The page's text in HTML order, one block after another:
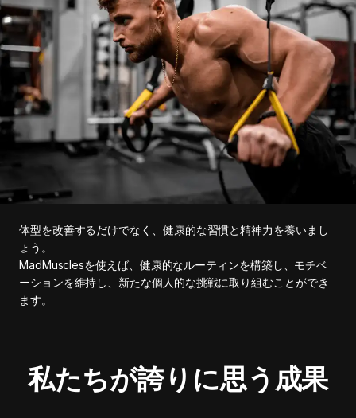
体型を改善するだけでなく、健康的な習慣と精神力を養いまし
ょう。
MadMusclesを使えば、健康的なルーティンを構築し、モチベ
ーションを維持し、新たな個人的な挑戦に取り組むことができ
ます。
私たちが誇りに思う成果